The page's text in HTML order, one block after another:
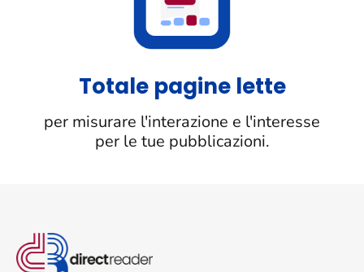
Totale pagine lette
per misurare l'interazione e l'interesse
per le tue pubblicazioni.